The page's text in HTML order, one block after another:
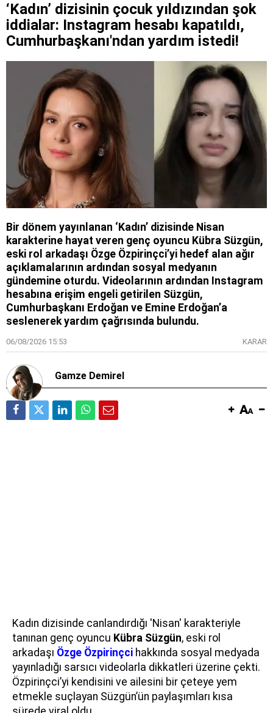
‘Kadın’ dizisinin çocuk yıldızından şok
iddialar: Instagram hesabı kapatıldı,
Cumhurbaşkanı'ndan yardım istedi!
Bir dönem yayınlanan ‘Kadın’ dizisinde Nisan
karakterine hayat veren genç oyuncu Kübra Süzgün,
eski rol arkadaşı Özge Özpirinçci’yi hedef alan ağır
açıklamalarının ardından sosyal medyanın
gündemine oturdu. Videolarının ardından Instagram
hesabına erişim engeli getirilen Süzgün,
Cumhurbaşkanı Erdoğan ve Emine Erdoğan’a
seslenerek yardım çağrısında bulundu.
06/08/2026 15:53 KARAR
Gamze Demirel
Kadın dizisinde canlandırdığı 'Nisan' karakteriyle
tanınan genç oyuncu Kübra Süzgün, eski rol
arkadaşı Özge Özpirinçci hakkında sosyal medyada
yayınladığı sarsıcı videolarla dikkatleri üzerine çekti.
Özpirinçci’yi kendisini ve ailesini bir çeteye yem
etmekle suçlayan Süzgün’ün paylaşımları kısa